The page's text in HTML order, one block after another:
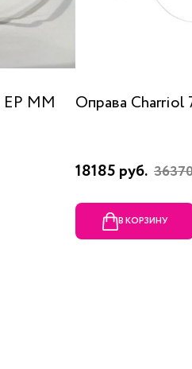
MM
Оправа Charriol
18185 руб.
В КОРЗИНУ